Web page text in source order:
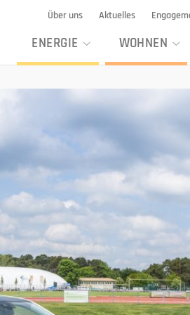
Über uns Aktuelles
ENERGIE WOHNEN